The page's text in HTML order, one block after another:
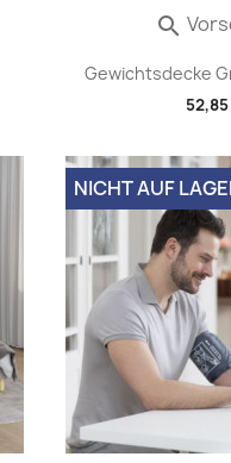
Gewichtsdecke

NICHT AUF